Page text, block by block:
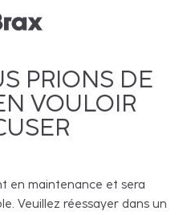
PRIONS DE
VOULOIR
en maintenance et sera
Veuillez réessayer dans un